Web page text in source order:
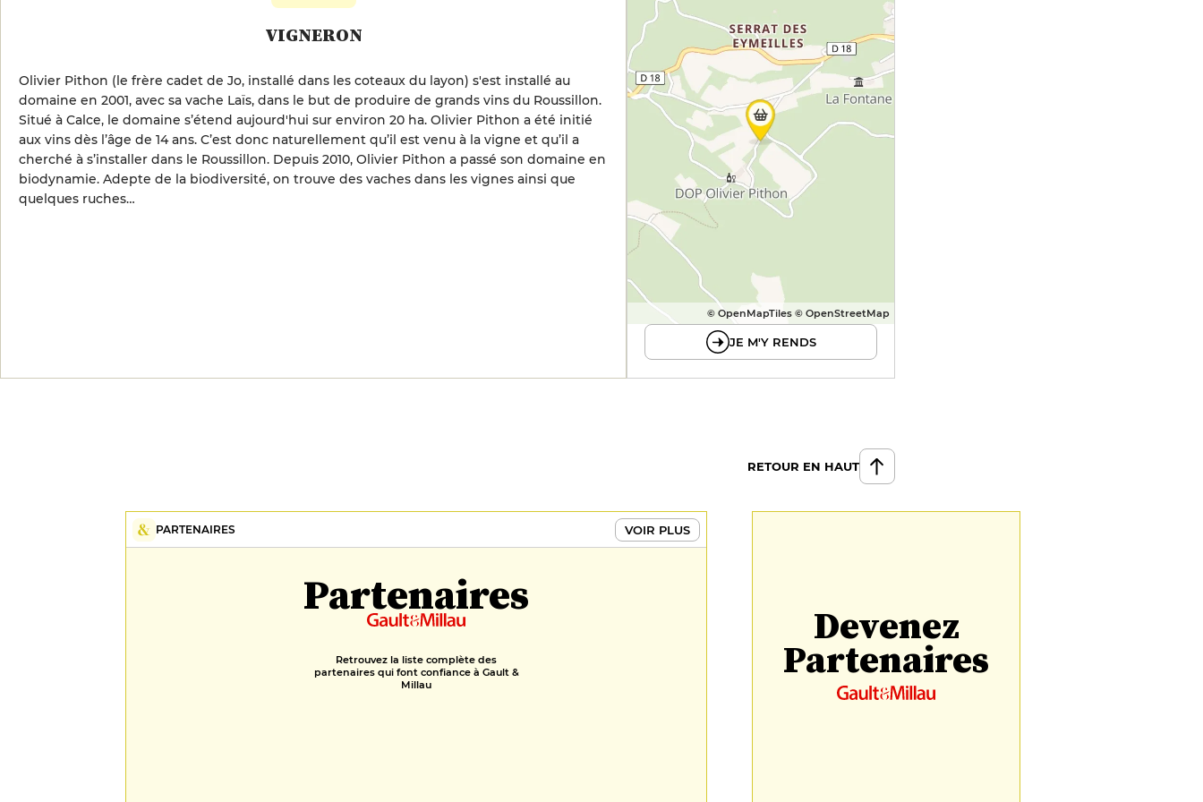
VIGNERON
Olivier Pithon (le frère cadet de Jo, installé dans les coteaux du layon) s'est installé au
domaine en 2001, avec sa vache Laïs, dans le but de produire de grands vins du Roussillon.
Situé à Calce, le domaine s’étend aujourd'hui sur environ 20 ha. Olivier Pithon a été initié
aux vins dès l’âge de 14 ans. C’est donc naturellement qu’il est venu à la vigne et qu’il a
cherché à s’installer dans le Roussillon. Depuis 2010, Olivier Pithon a passé son domaine en
biodynamie. Adepte de la biodiversité, on trouve des vaches dans les vignes ainsi que
quelques ruches…
© OpenMapTiles © OpenStreetMap
JE M'Y RENDS
RETOUR EN HAUT
PARTENAIRES VOIR PLUS
Partenaires
Retrouvez la liste complète des
partenaires qui font confiance à Gault &
Millau
Devenez
Partenaires